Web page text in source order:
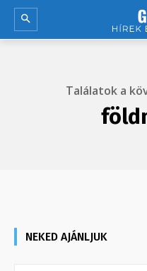
Találatok a
NEKED AJÁNLJUK